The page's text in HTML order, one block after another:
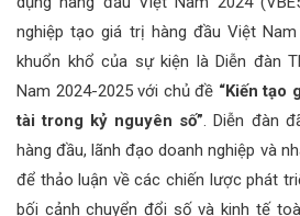
nghiệp tạo giá trị hàng đầu Việt Nam
khuổn khổ của sự kiện là Diễn đàn
Nam 2024-2025 với chủ đề “Kiến tạo
tài trong kỷ nguyên số”. Diễn đàn
hàng đầu, lãnh đạo doanh nghiệp và
để thảo luận về các chiến lược phát
bối cảnh chuyển đổi số và kinh tế